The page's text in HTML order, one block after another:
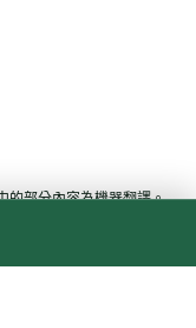
的部分內容為機器翻譯。
飯店為獨立產全及獨立